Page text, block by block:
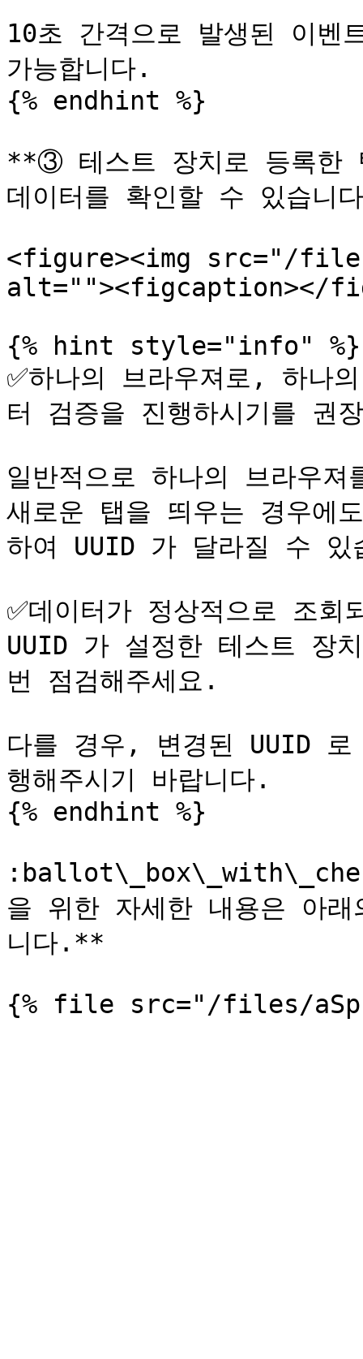
10초 간격으로 발생된 이벤
가능합니다.
{% endhint %}
**③ 테스트 장치로 등록한
데이터를 확인할 수 있습니
<figure><img src="/files/
alt=""><figcaption></
{% hint style="info" %}
✅하나의 브라우져로, 하나
터 검증을 진행하시기를 권
일반적으로 하나의 브라우
새로운 탭을 띄우는 경우에
하여 UUID 가 달라질 수 있
✅데이터가 정상적으로 조
UUID 가 설정한 테스트 장
번 점검해주세요.
다를 경우, 변경된 UUID
행해주시기 바랍니다.
{% endhint %}
을 위한 자세한 내용은 아래
니다.**